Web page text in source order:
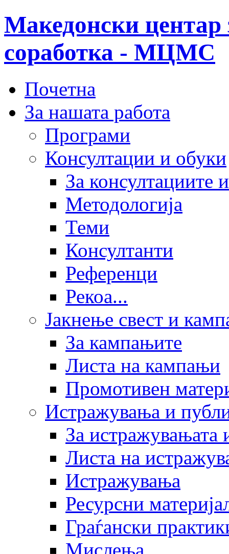
Македонски центар
соработка - МЦМС
Почетна
За нашата работа
Програми
Консултации и обуки
За консултациите
Методологија
Теми
Консултанти
Референци
Рекоа...
Јакнење свест и
За кампањите
Листа на кампањи
Промотивен
Истражувања и
За истражувањата
Листа на
Истражувања
Ресурсни
Граѓански
Мислења